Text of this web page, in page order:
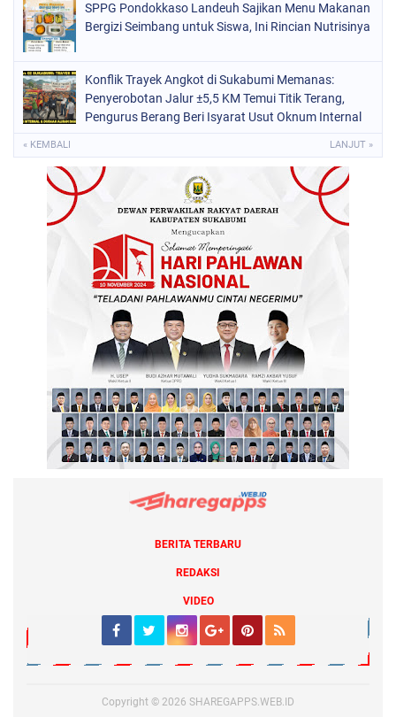
SPPG Pondokkaso Landeuh Sajikan Menu Makanan
Bergizi Seimbang untuk Siswa, Ini Rincian Nutrisinya
Konflik Trayek Angkot di Sukabumi Memanas:
Penyerobotan Jalur ±5,5 KM Temui Titik Terang,
Pengurus Berang Beri Isyarat Usut Oknum Internal
« KEMBALI LANJUT »
BERITA TERBARU
REDAKSI
VIDEO
Copyright © 2026 SHAREGAPPS.WEB.ID